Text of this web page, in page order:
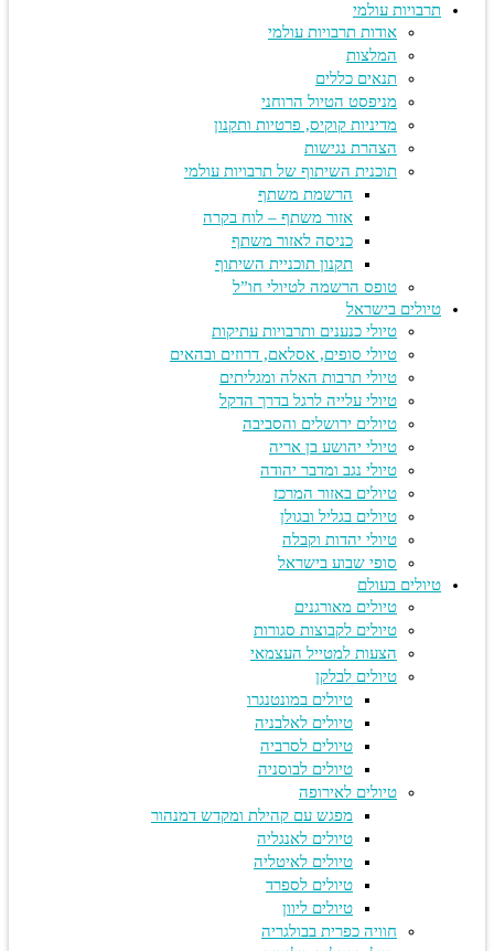
תרבויות עולמי
אודות תרבויות עולמי
המלצות
תנאים כללים
מניפסט הטיול הרוחני
מדיניות קוקיס, פרטיות ותקנון
הצהרת נגישות
תוכנית השיתוף של תרבויות עולמי
הרשמת משתף
אזור משתף – לוח בקרה
כניסה לאזור משתף
תקנון תוכניית השיתוף
טופס הרשמה לטיולי חו”ל
טיולים בישראל
טיולי כנענים ותרבויות עתיקות
טיולי סופים, אסלאם, דרוזים ובהאים
טיולי תרבות האלה ומגליתים
טיולי עלייה לרגל בדרך הדקל
טיולים ירושלים והסביבה
טיולי יהושע בן אריה
טיולי נגב ומדבר יהודה
טיולים באזור המרכז
טיולים בגליל ובגולן
טיולי יהדות וקבלה
סופי שבוע בישראל
טיולים בעולם
טיולים מאורגנים
טיולים לקבוצות סגורות
הצעות למטייל העצמאי
טיולים לבלקן
טיולים במונטנגרו
טיולים לאלבניה
טיולים לסרביה
טיולים לבוסניה
טיולים לאירופה
מפגש עם קהילת ומקדש דמנהור
טיולים לאנגליה
טיולים לאיטליה
טיולים לספרד
טיולים ליוון
חוויה כפרית בבולגריה